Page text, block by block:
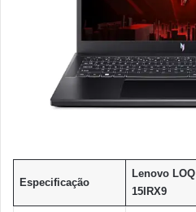
Especificação
Lenovo LOQ
15IRX9